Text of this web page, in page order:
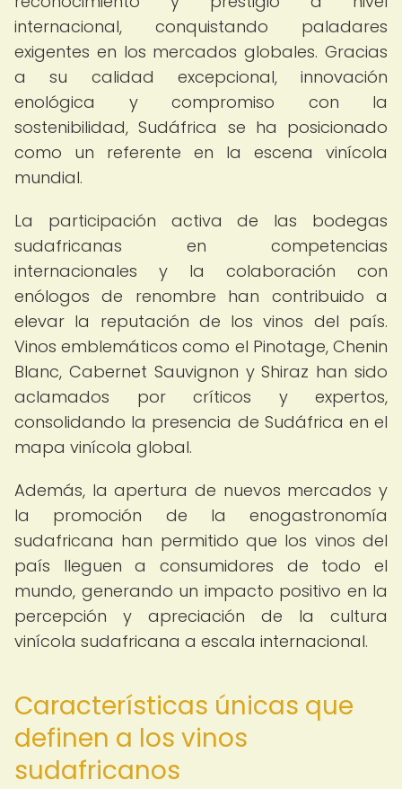
internacional, conquistando paladares
exigentes en los mercados globales. Gracias
a su calidad excepcional, innovación
enológica y compromiso con la
sostenibilidad, Sudáfrica se ha posicionado
como un referente en la escena vinícola
mundial.
La participación activa de las bodegas
sudafricanas en competencias
internacionales y la colaboración con
enólogos de renombre han contribuido a
elevar la reputación de los vinos del país.
Vinos emblemáticos como el Pinotage, Chenin
Blanc, Cabernet Sauvignon y Shiraz han sido
aclamados por críticos y expertos,
consolidando la presencia de Sudáfrica en el
mapa vinícola global.
Además, la apertura de nuevos mercados y
la promoción de la enogastronomía
sudafricana han permitido que los vinos del
país lleguen a consumidores de todo el
mundo, generando un impacto positivo en la
percepción y apreciación de la cultura
vinícola sudafricana a escala internacional.
Características únicas que
definen a los vinos
sudafricanos